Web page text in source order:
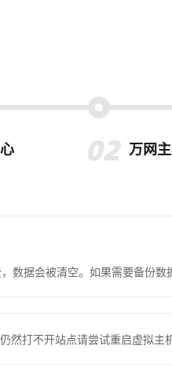
万网
数据会被清空。如果需要备份
然打不开站点请尝试重启虚拟主